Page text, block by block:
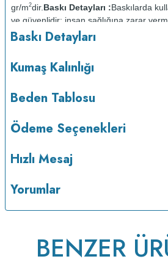
gr/m2dir. Baskı Detayları :Baskılarda
ve güvenlidir; insan sağlığına zarar
yapılmaz.
Kurutma makinesinde
ütülenir.
Baskı Detayları
Kumaş Kalınlığı
Beden Tablosu
Ödeme Seçenekleri
Hızlı Mesaj
Yorumlar
BENZER